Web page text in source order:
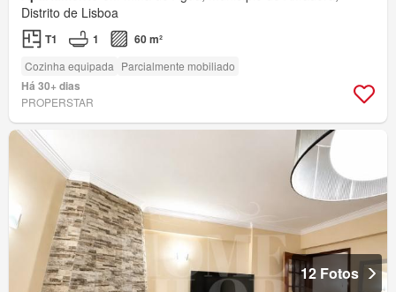
Distrito de Lisboa
T1 1 60 m²
Cozinha equipada Parcialmente mobiliado
Há 30+ dias
PROPERSTAR
12 Fotos